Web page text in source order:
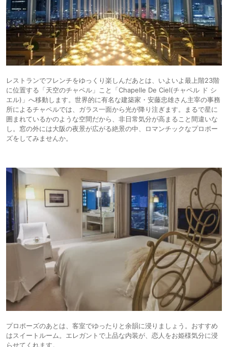
レストランでフレンチをゆっくり楽しんだあとは、いよいよ最上階23階
に位置する「天空のチャペル」こと「Chapelle De Ciel(チャペル ド シ
エル)」へ移動します。世界的に有名な建築家・安藤忠雄さん主宰の事務
所によるチャペルでは、ガラス一面から光が降り注ぎます。まるで星に
囲まれているかのような空間だから、非日常気分が高まること間違いな
し。窓の外には大阪の夜景が広がる絶景の中、ロマンチックなプロポー
ズをしてみませんか。
プロポーズのあとは、客室でゆったりと余韻に浸りましょう。おすすめ
はスイートルーム。エレガントで上品な内装が、恋人をお姫様気分に浸
らせてくれます。